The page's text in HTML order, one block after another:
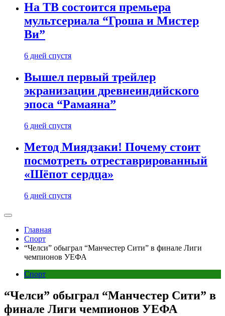
На ТВ состоится премьера
мультсериала “Гроша и Мистер
Ви”
6 дней спустя
Вышел первый трейлер
экранизации древнеиндийского
эпоса “Рамаяна”
6 дней спустя
Метод Миядзаки! Почему стоит
посмотреть отреставрированный
«Шёпот сердца»
6 дней спустя
Главная
Спорт
“Челси” обыграл “Манчестер Сити” в финале Лиги
чемпионов УЕФА
Спорт
“Челси” обыграл “Манчестер Сити” в
финале Лиги чемпионов УЕФА